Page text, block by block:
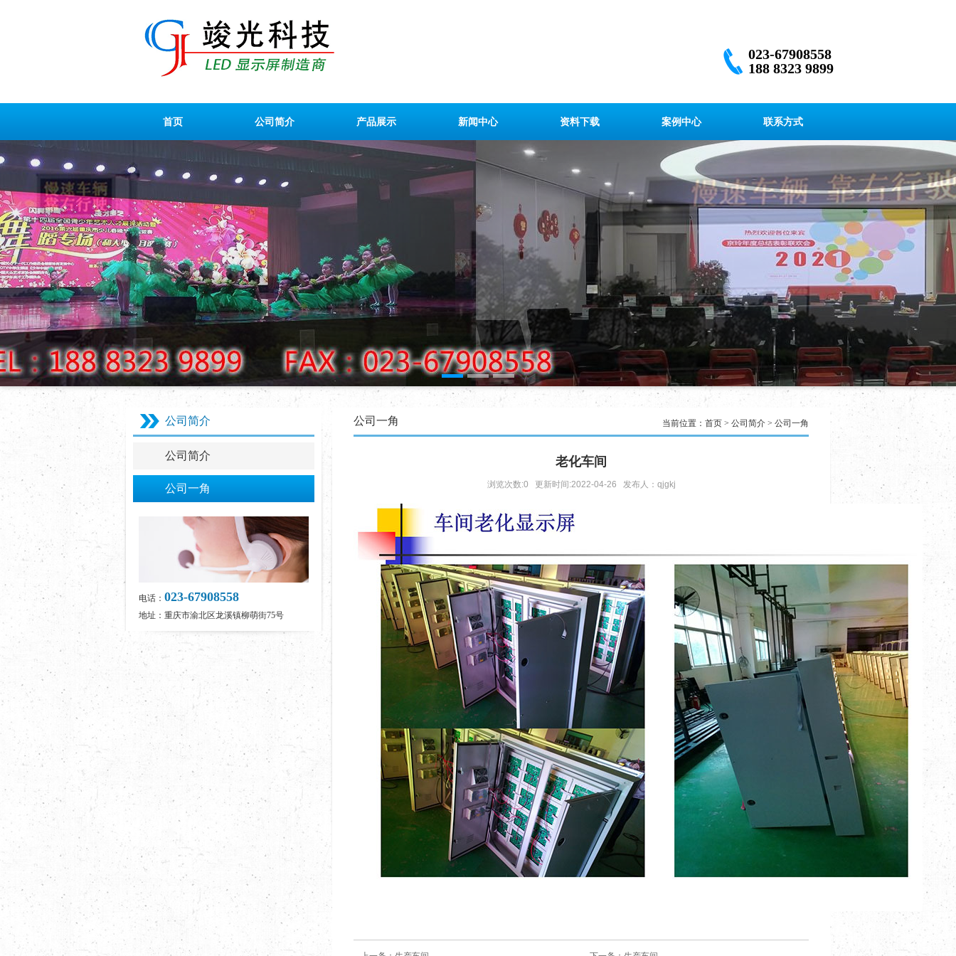
023-67908558
188 8323 9899
首页 公司简介 产品展示 新闻中心 资料下载 案例中心 联系方式
1 2 3
公司简介
公司简介
公司一角
电话： 023-67908558
地址：重庆市渝北区龙溪镇柳萌街75号
公司一角 当前位置： 首页 > 公司简介 > 公司一角
老化车间
浏览次数:0 更新时间:2022-04-26 发布人：qjgkj